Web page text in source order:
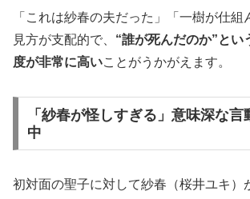
「これは紗春の夫だった」「一樹が仕組
見方が支配的で、 “誰が死んだのか”とい
度が非常に高いことがうかがえます。
「紗春が怪しすぎる」意味深な
中
初対面の聖子に対して紗春（桜井ユキ）